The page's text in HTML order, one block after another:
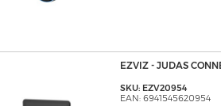
EZVIZ - JUDAS
SKU: EZV20954
EAN: 6941545620954